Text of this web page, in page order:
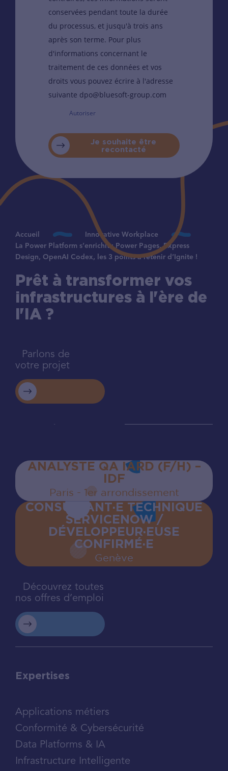
conservées pendant toute la durée
du processus, et jusqu'à trois ans
après son terme. Pour plus
d'informations concernant le
traitement de ces données et vos
droits vous pouvez écrire à l'adresse
suivante dpo@bluesoft-group.com
Autoriser
Je souhaite être
recontacté
Accueil
Innovative Workplace
La Power Platform s’enrichit : Power Pages, Express
Design, OpenAI Codex, les 3 points à retenir d’Ignite !
Prêt à transformer vos
infrastructures à l'ère de
l'IA ?
Parlons de
votre projet
ANALYSTE QA IARD (F/H) –
IDF
Paris - 1er arrondissement
CONSULTANT·E TECHNIQUE
SERVICENOW /
DÉVELOPPEUR·EUSE
CONFIRMÉ·E
Genève
Découvrez toutes
nos offres d’emploi
Expertises
Applications métiers
Conformité & Cybersécurité
Data Platforms & IA
Infrastructure Intelligente